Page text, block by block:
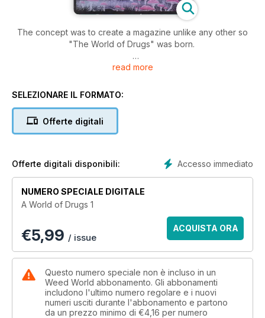
The concept was to create a magazine unlike any other so
"The World of Drugs" was born.
Peter Pracownik created the first cover, he is a renowned
and his work with musical legends such as Jemi Hendrix,
This magazine had a glossy full-color cover with black and
read more
SELEZIONARE IL FORMATO:
Offerte digitali
Accesso immediato
Offerte digitali disponibili:
NUMERO SPECIALE DIGITALE
A World of Drugs 1
€5,99 / issue
ACQUISTA ORA
Questo numero speciale non è incluso in un
Weed World abbonamento. Gli abbonamenti
includono l'ultimo numero regolare e i nuovi
numeri usciti durante l'abbonamento e partono
da un prezzo minimo di €4,16 per numero